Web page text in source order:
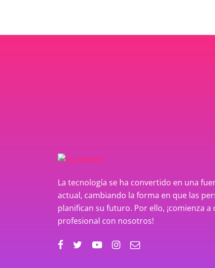
La tecnología se ha convertido en una
actual, cambiando la forma en que las
planifican su futuro. Por ello, ¡comienza
profesional con nosotros!